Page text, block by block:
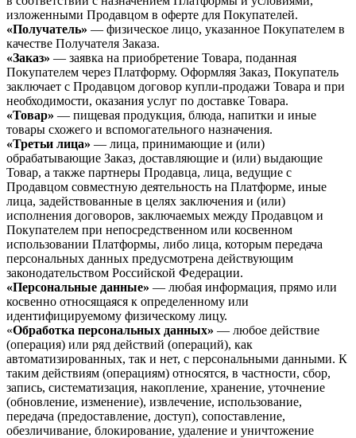
изложенными Продавцом в оферте для Покупателей.
«Получатель» — физическое лицо, указанное Покупателем в
качестве Получателя Заказа.
«Заказ» — заявка на приобретение Товара, поданная
Покупателем через Платформу. Оформляя Заказ, Покупатель
заключает с Продавцом договор купли-продажи Товара и при
необходимости, оказания услуг по доставке Товара.
«Товар» — пищевая продукция, блюда, напитки и иные
товары схожего и вспомогательного назначения.
«Третьи лица» — лица, принимающие и (или)
обрабатывающие Заказ, доставляющие и (или) выдающие
Товар, а также партнеры Продавца, лица, ведущие с
Продавцом совместную деятельность на Платформе, иные
лица, задействованные в целях заключения и (или)
исполнения договоров, заключаемых между Продавцом и
Покупателем при непосредственном или косвенном
использовании Платформы, либо лица, которым передача
персональных данных предусмотрена действующим
законодательством Российской Федерации.
«Персональные данные» — любая информация, прямо или
косвенно относящаяся к определенному или
идентифицируемому физическому лицу.
«Обработка персональных данных» — любое действие
(операция) или ряд действий (операций), как
автоматизированных, так и нет, с персональными данными. К
таким действиям (операциям) относятся, в частности, сбор,
запись, систематизация, накопление, хранение, уточнение
(обновление, изменение), извлечение, использование,
передача (предоставление, доступ), сопоставление,
обезличивание, блокирование, удаление и уничтожение